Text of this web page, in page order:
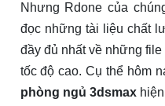
Nhưng Rdone của
đọc những tài liệu chất
đầy đủ nhất về những
tốc độ cao. Cụ thể hôm
phòng ngủ 3dsmaxhiện